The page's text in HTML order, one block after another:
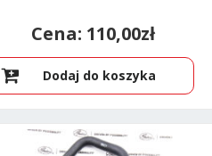
110,00zł
Dodaj do koszyka